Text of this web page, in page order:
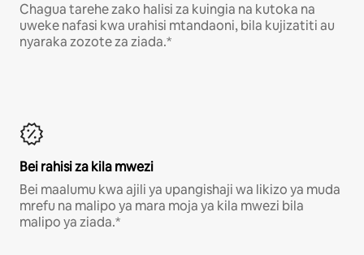
Chagua tarehe zako halisi za kuingia na kutoka na
uweke nafasi kwa urahisi mtandaoni, bila kujizatiti au
nyaraka zozote za ziada.*
Bei rahisi za kila mwezi
Bei maalumu kwa ajili ya upangishaji wa likizo ya muda
mrefu na malipo ya mara moja ya kila mwezi bila
malipo ya ziada.*